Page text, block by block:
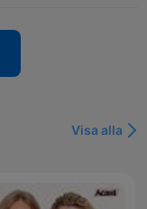
Visa alla